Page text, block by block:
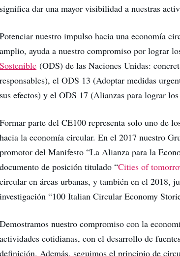
significa dar una mayor visibilidad a nuestras
Potenciar nuestro impulso hacia una economía
amplio, ayuda a nuestro compromiso por lograr
Sostenible (ODS) de las Naciones Unidas:
responsables), el ODS 13 (Adoptar medidas
sus efectos) y el ODS 17 (Alianzas para lograr
Formar parte del CE100 representa solo uno de
hacia la economía circular. En el 2017 nuestro
promotor del Manifesto “La Alianza para la
documento de posición titulado “Cities of
circular en áreas urbanas, y también en el 2018,
investigación “100 Italian Circular Economy
Demostramos nuestro compromiso con la
actividades cotidianas, con el desarrollo de
definición. Además, seguimos el principio de